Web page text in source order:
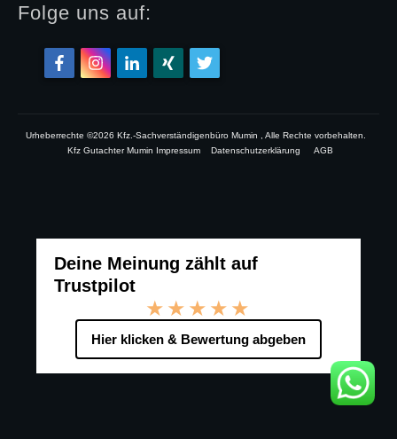
Folge uns auf:
Urheberrechte ©2026 Kfz.-Sachverständigenbüro Mumin , Alle Rechte vorbehalten.
Kfz Gutachter Mumin Impressum
Datenschutzerklärung AGB
Deine Meinung zählt auf
Trustpilot
★★★★★
Hier klicken & Bewertung abgeben